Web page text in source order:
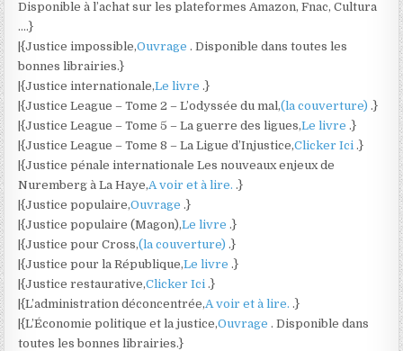
Disponible à l’achat sur les plateformes Amazon, Fnac, Cultura
….}
|{Justice impossible,Ouvrage . Disponible dans toutes les
bonnes librairies.}
|{Justice internationale,Le livre .}
|{Justice League – Tome 2 – L’odyssée du mal,(la couverture) .}
|{Justice League – Tome 5 – La guerre des ligues,Le livre .}
|{Justice League – Tome 8 – La Ligue d’Injustice,Clicker Ici .}
|{Justice pénale internationale Les nouveaux enjeux de
Nuremberg à La Haye,A voir et à lire. .}
|{Justice populaire,Ouvrage .}
|{Justice populaire (Magon),Le livre .}
|{Justice pour Cross,(la couverture) .}
|{Justice pour la République,Le livre .}
|{Justice restaurative,Clicker Ici .}
|{L’administration déconcentrée,A voir et à lire. .}
|{L’Économie politique et la justice,Ouvrage . Disponible dans
toutes les bonnes librairies.}